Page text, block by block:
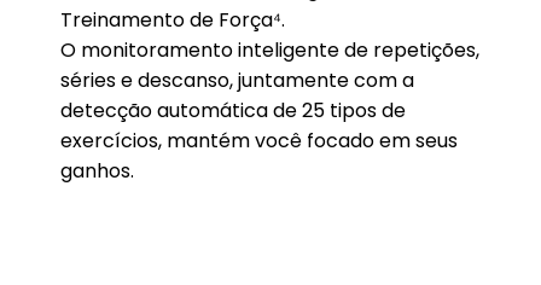
Treinamento de Força⁴.
O monitoramento inteligente de repetições,
séries e descanso, juntamente com a
detecção automática de 25 tipos de
exercícios, mantém você focado em seus
ganhos.